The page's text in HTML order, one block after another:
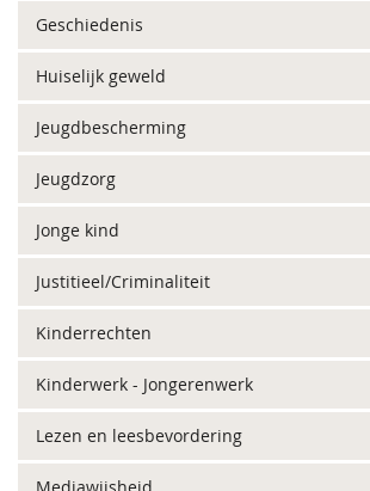
Geschiedenis
Huiselijk geweld
Jeugdbescherming
Jeugdzorg
Jonge kind
Justitieel/Criminaliteit
Kinderrechten
Kinderwerk - Jongerenwerk
Lezen en leesbevordering